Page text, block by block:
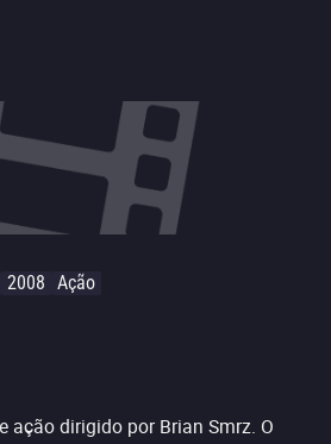
2008 Ação
ação dirigido por Brian Smrz. O